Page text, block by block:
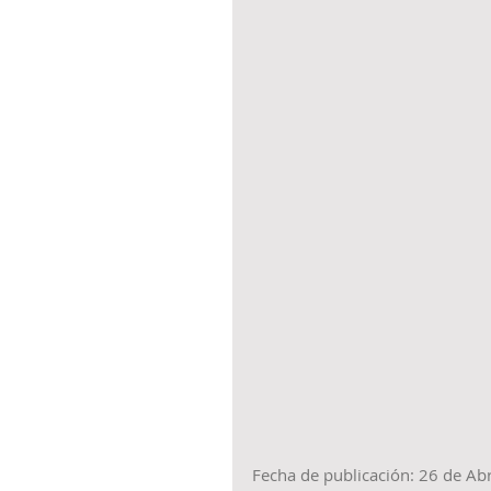
Fecha de publicación: 26 de